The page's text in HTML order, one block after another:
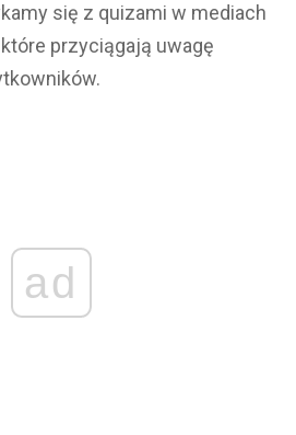
się z quizami w mediach
przyciągają uwagę
ad